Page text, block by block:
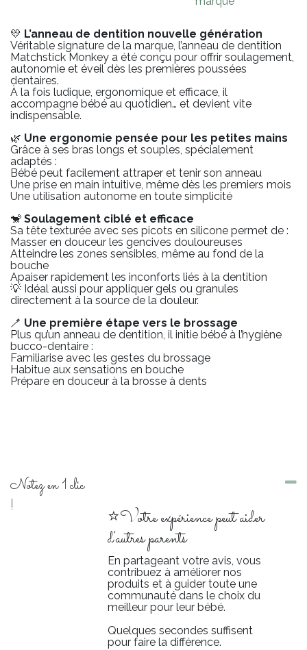
💛 L’anneau de dentition nouvelle génération
Véritable signature de la marque, l’anneau de dentition
Matchstick Monkey a été conçu pour offrir soulagement,
autonomie et éveil dès les premières poussées
dentaires.
À la fois ludique, ergonomique et efficace, il
accompagne bébé au quotidien… et devient vite
indispensable.
🌿 Une ergonomie pensée pour les petites mains
Grâce à ses bras longs et souples, spécialement
adaptés :
Bébé peut facilement attraper et tenir son anneau
Une prise en main intuitive, même dès les premiers mois
Une utilisation autonome en toute simplicité
🐒 Soulagement ciblé et efficace
Sa tête texturée avec ses picots en silicone permet de :
Masser en douceur les gencives douloureuses
Atteindre les zones sensibles, même au fond de la
bouche
Apaiser rapidement les inconforts liés à la dentition
💡 Idéal aussi pour appliquer gels ou granules
directement à la source de la douleur.
🪥 Une première étape vers le brossage
Plus qu’un anneau de dentition, il initie bébé à l’hygiène
bucco-dentaire :
Familiarise avec les gestes du brossage
Habitue aux sensations en bouche
Prépare en douceur à la brosse à dents
Notez en 1 clic
!
⭐Votre expérience peut aider
d'autres parents
En partageant votre avis, vous
contribuez à améliorer nos
produits et à guider toute une
communauté dans le choix du
meilleur pour leur bébé.
Quelques secondes suffisent
pour faire la différence.